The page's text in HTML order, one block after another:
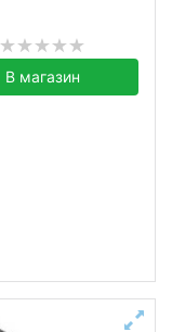
В магазин